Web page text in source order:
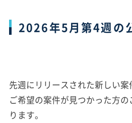
2026年5月第4週の
先週にリリースされた新しい案
ご希望の案件が見つかった方
ります。